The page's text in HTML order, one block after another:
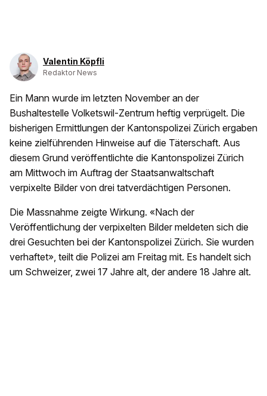
Valentin Köpfli
Redaktor News
Ein Mann wurde im letzten November an der
Bushaltestelle Volketswil-Zentrum heftig verprügelt. Die
bisherigen Ermittlungen der Kantonspolizei Zürich ergaben
keine zielführenden Hinweise auf die Täterschaft. Aus
diesem Grund veröffentlichte die Kantonspolizei Zürich
am Mittwoch im Auftrag der Staatsanwaltschaft
verpixelte Bilder von drei tatverdächtigen Personen.
Die Massnahme zeigte Wirkung. «Nach der
Veröffentlichung der verpixelten Bilder meldeten sich die
drei Gesuchten bei der Kantonspolizei Zürich. Sie wurden
verhaftet», teilt die Polizei am Freitag mit. Es handelt sich
um Schweizer, zwei 17 Jahre alt, der andere 18 Jahre alt.